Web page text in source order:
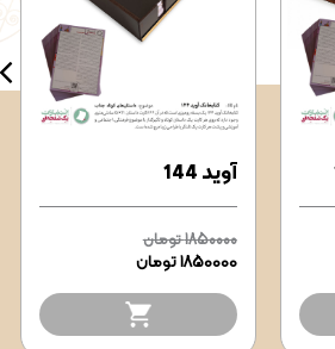
آوید 144
1850000 تومان
1850000 تومان